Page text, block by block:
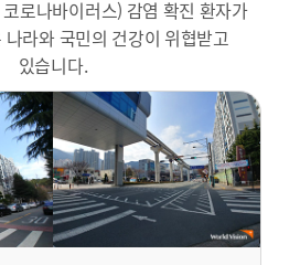
로나바이러스) 감염 확진 환자가
라와 국민의 건강이 위협받고
있습니다.